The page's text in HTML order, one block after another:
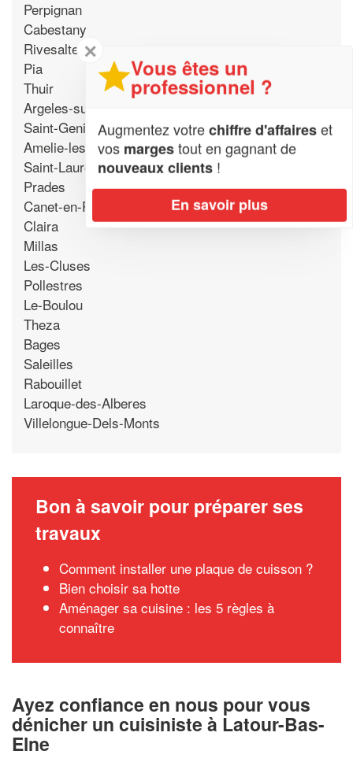
Perpignan
Cabestany
Rivesaltes
Pia
Thuir
Argeles-sur-Mer
Saint-Genis-des-Fontaines
Amelie-les-Bains-Palalda
Saint-Laurent-de-La-Salanque
Prades
Canet-en-Roussillon
Claira
Millas
Les-Cluses
Pollestres
Le-Boulou
Theza
Bages
Saleilles
Rabouillet
Laroque-des-Alberes
Villelongue-Dels-Monts
Bon à savoir pour préparer ses
travaux
Comment installer une plaque de cuisson ?
Bien choisir sa hotte
Aménager sa cuisine : les 5 règles à
connaître
Ayez confiance en nous pour vous
dénicher un cuisiniste à Latour-Bas-
Elne
✕
Vous êtes un
professionnel ?
Augmentez votrechiffre d'affaireset
vos margestout en gagnant de
nouveaux clients !
En savoir plus